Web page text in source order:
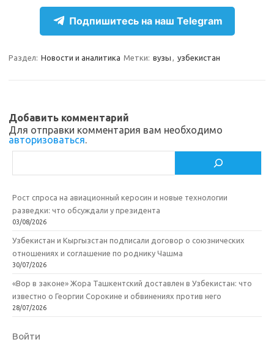
s
i
k
b
k
р
и
т
Подпишитесь на наш Telegram
Раздел: Новости и аналитика Метки: вузы , узбекистан
Добавить комментарий
Для отправки комментария вам необходимо
авторизоваться.
Рост спроса на авиационный керосин и новые технологии
разведки: что обсуждали у президента
03/08/2026
Узбекистан и Кыргызстан подписали договор о союзнических
отношениях и соглашение по роднику Чашма
30/07/2026
«Вор в законе» Жора Ташкентский доставлен в Узбекистан: что
известно о Георгии Сорокине и обвинениях против него
28/07/2026
Войти